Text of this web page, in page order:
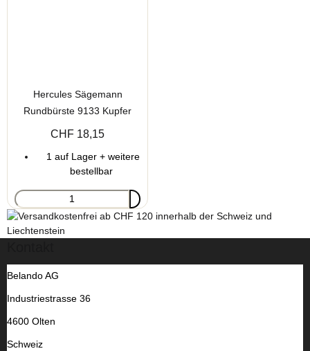
Hercules Sägemann
Rundbürste 9133 Kupfer
Kollektion 33mm
CHF 18,15
1 auf Lager + weitere
bestellbar
Belando AG
Industriestrasse 36
4600 Olten
Schweiz